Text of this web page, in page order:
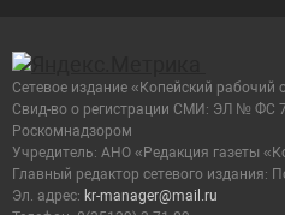
Сетевое издание «Копейский рабочий
Cвид-во о регистрации СМИ: ЭЛ № ФС
Роскомнадзором
Учредитель: АНО «Редакция газеты
Главный редактор сетевого издания:
Эл. адрес: kr-manager@mail.ru